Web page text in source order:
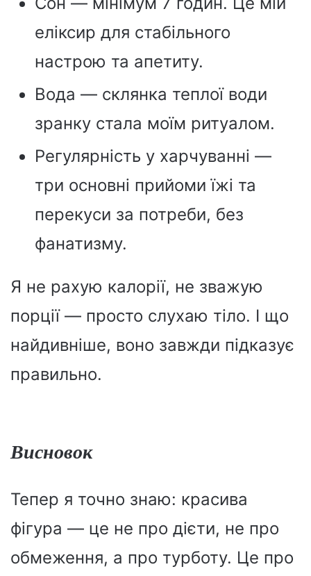
еліксир для стабільного
настрою та апетиту.
Вода — склянка теплої води
зранку стала моїм ритуалом.
Регулярність у харчуванні —
три основні прийоми їжі та
перекуси за потреби, без
фанатизму.
Я не рахую калорії, не зважую
порції — просто слухаю тіло. І що
найдивніше, воно завжди підказує
правильно.
Висновок
Тепер я точно знаю: красива
фігура — це не про дієти, не про
обмеження, а про турботу. Це про